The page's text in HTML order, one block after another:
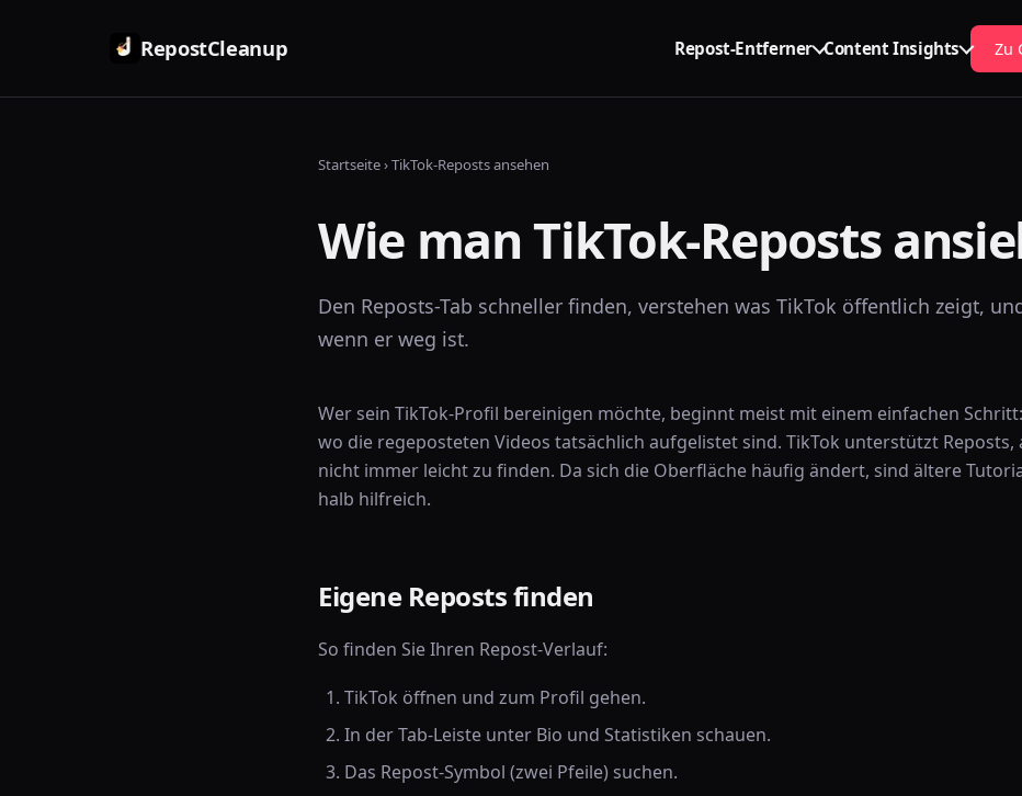
RepostCleanup Repost-Entferner Content Insights Zu
Startseite›TikTok-Reposts ansehen
Wie man TikTok-Reposts
Den Reposts-Tab schneller finden, verstehen was TikTok öffentlich zeigt,
wenn er weg ist.
Wer sein TikTok-Profil bereinigen möchte, beginnt meist mit einem einfachen
wo die regeposteten Videos tatsächlich aufgelistet sind. TikTok unterstützt Reposts,
nicht immer leicht zu finden. Da sich die Oberfläche häufig ändert, sind ältere
halb hilfreich.
Eigene Reposts finden
So finden Sie Ihren Repost-Verlauf:
TikTok öffnen und zum Profil gehen.
In der Tab-Leiste unter Bio und Statistiken schauen.
Das Repost-Symbol (zwei Pfeile) suchen.